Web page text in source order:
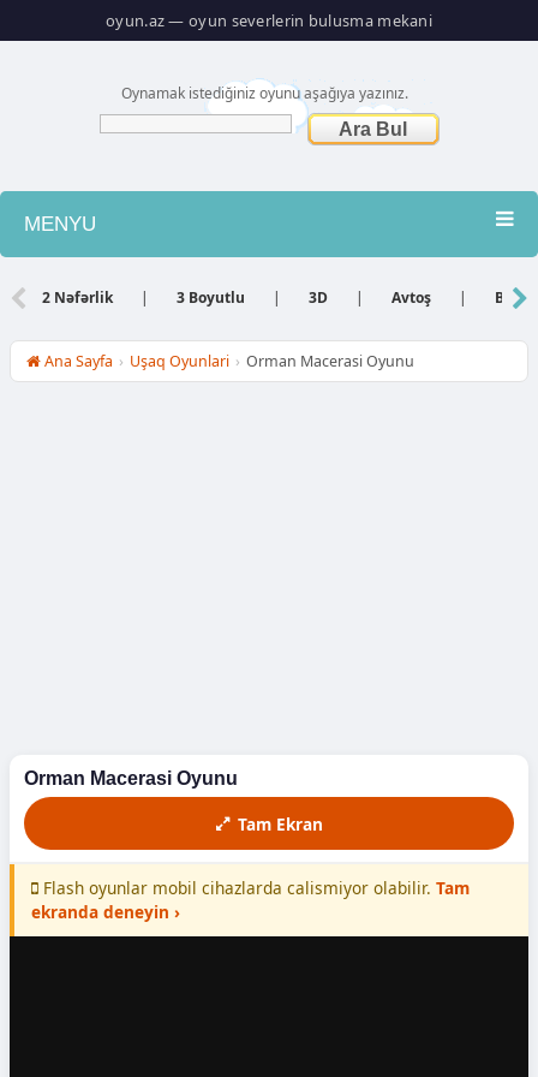
oyun.az — oyun severlerin bulusma mekani
Oynamak istediğiniz oyunu aşağıya yazınız.
MENYU
Atış
Yarış
2 Nəfərlik | 3 Boyutlu | 3D | Avtoş |
Ana Sayfa › Uşaq Oyunlari › Orman Macerasi Oyunu
Orman Macerasi Oyunu
Tam Ekran
Flash oyunlar mobil cihazlarda calismiyor olabilir. Tam
ekranda deneyin ›